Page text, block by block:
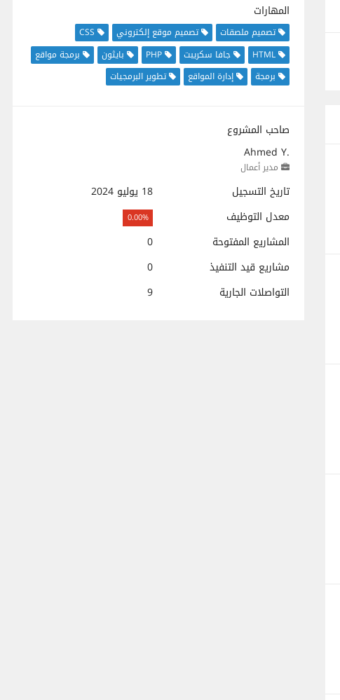
المهارات
تصميم ملصقات تصميم موقع إلكتروني
CSS
HTML
جافا سكريبت PHP بايثون
برمجة مواقع
برمجة
إدارة المواقع تطوير البرمجيات
صاحب المشروع
Ahmed Y.
مدير أعمال
تاريخ التسجيل
18 يوليو 2024
معدل التوظيف
0.00%
المشاريع المفتوحة
0
مشاريع قيد التنفيذ
0
التواصلات الجارية
9